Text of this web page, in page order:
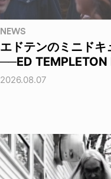
NEWS
エドテンのミニドキ
──ED TEMPLETON
2026.08.07